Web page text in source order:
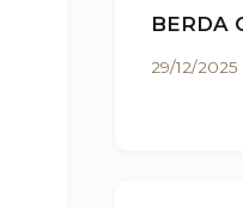
BERDA
29/12/2025